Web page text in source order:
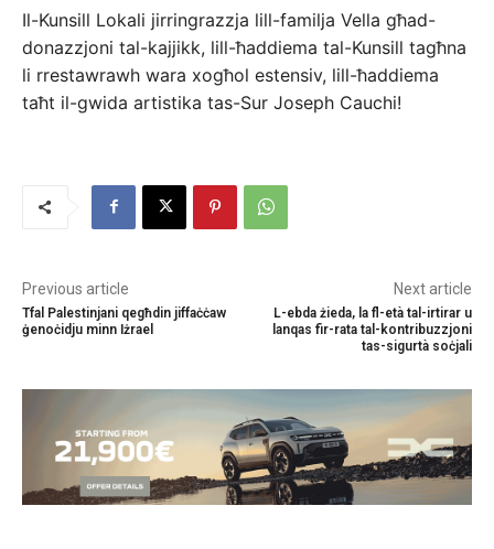
Il-Kunsill Lokali jirringrazzja lill-familja Vella għad-
donazzjoni tal-kajjikk, lill-ħaddiema tal-Kunsill tagħna
li rrestawrawh wara xogħol estensiv, lill-ħaddiema
taħt il-gwida artistika tas-Sur Joseph Cauchi!
Previous article
Tfal Palestinjani qegħdin jiffaċċaw
ġenoċidju minn Iżrael
Next article
L-ebda żieda, la fl-età tal-irtirar u
lanqas fir-rata tal-kontribuzzjoni
tas-sigurtà soċjali